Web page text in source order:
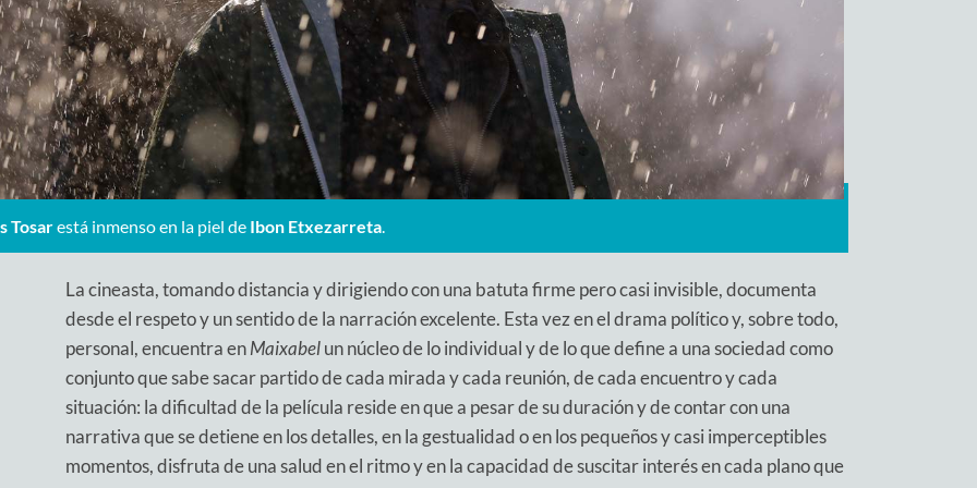
Tosarestá inmenso en la piel de Ibon Etxezarreta.
La cineasta, tomando distancia y dirigiendo con una batuta firme pero casi invisible, documenta
desde el respeto y un sentido de la narración excelente. Esta vez en el drama político y, sobre todo,
personal, encuentra enMaixabelun núcleo de lo individual y de lo que define a una sociedad como
conjunto que sabe sacar partido de cada mirada y cada reunión, de cada encuentro y cada
situación: la dificultad de la película reside en que a pesar de su duración y de contar con una
narrativa que se detiene en los detalles, en la gestualidad o en los pequeños y casi imperceptibles
momentos, disfruta de una salud en el ritmo y en la capacidad de suscitar interés en cada plano que